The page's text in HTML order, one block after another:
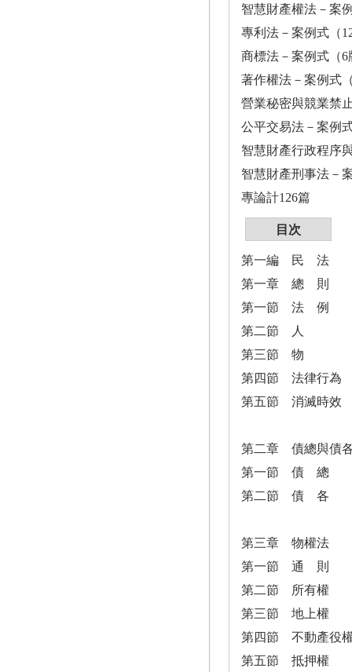
智慧財產權法－案
專利法－案例式（
商標法－案例式（6
著作權法－案例式
營業秘密與競業禁
公平交易法－案例
智慧財產行政程序
智慧財產刑事法－
專論計126篇
目次
第一編 民 法
第一章 總 則
第一節 法 例
第二節 人
第三節 物
第四節 法律行為
第五節 消滅時效
第二章 債總與債
第一節 債 總
第二節 債 各
第三章 物權法
第一節 通 則
第二節 所有權
第三節 地上權
第四節 不動產役
第五節 抵押權